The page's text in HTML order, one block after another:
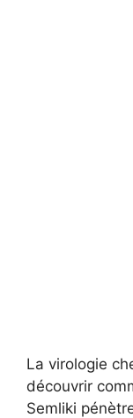
La virologie
découvrir
Semliki